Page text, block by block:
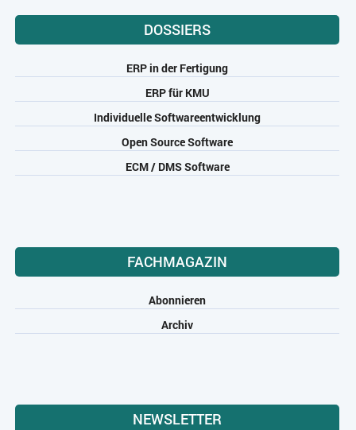
DOSSIERS
ERP in der Fertigung
ERP für KMU
Individuelle Softwareentwicklung
Open Source Software
ECM / DMS Software
FACHMAGAZIN
Abonnieren
Archiv
NEWSLETTER